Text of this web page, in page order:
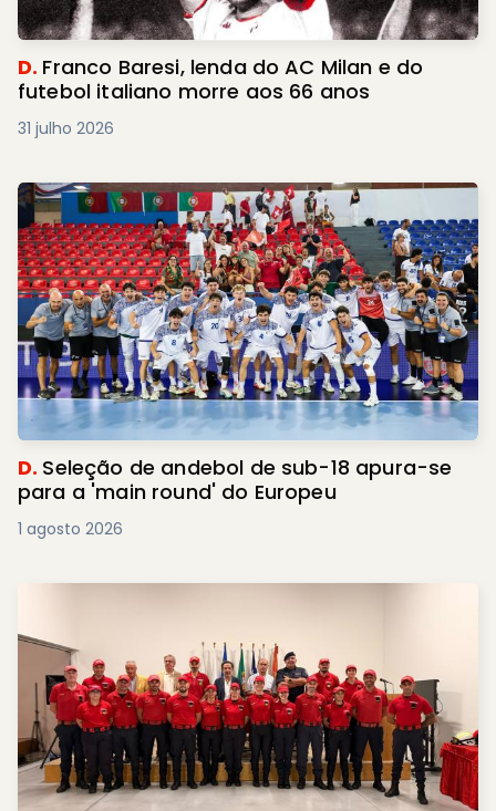
D. Franco Baresi, lenda do AC Milan e do
futebol italiano morre aos 66 anos
31 julho 2026
D. Seleção de andebol de sub-18 apura-se
para a 'main round' do Europeu
1 agosto 2026